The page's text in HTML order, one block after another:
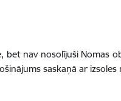
bet nav nosolījuši Nomas
saskaņā ar izsoles